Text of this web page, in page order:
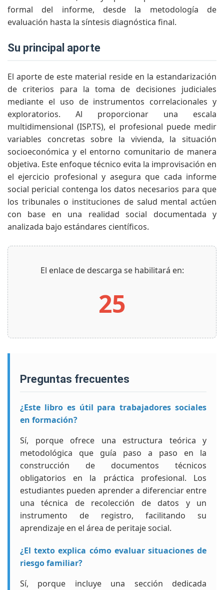
formal del informe, desde la metodología de
evaluación hasta la síntesis diagnóstica final.
su principal aporte
El aporte de este material reside en la estandarización
de criterios para la toma de decisiones judiciales
mediante el uso de instrumentos correlacionales y
exploratorios. Al proporcionar una escala
multidimensional (ISP.TS), el profesional puede medir
variables concretas sobre la vivienda, la situación
socioeconómica y el entorno comunitario de manera
objetiva. Este enfoque técnico evita la improvisación en
el ejercicio profesional y asegura que cada informe
social pericial contenga los datos necesarios para que
los tribunales o instituciones de salud mental actúen
con base en una realidad social documentada y
analizada bajo estándares científicos.
El enlace de descarga se habilitará en:
25
preguntas frecuentes
¿Este libro es útil para trabajadores sociales
en formación?
Sí, porque ofrece una estructura teórica y
metodológica que guía paso a paso en la
construcción de documentos técnicos
obligatorios en la práctica profesional. Los
estudiantes pueden aprender a diferenciar entre
una técnica de recolección de datos y un
instrumento de registro, facilitando su
aprendizaje en el área de peritaje social.
¿El texto explica cómo evaluar situaciones de
riesgo familiar?
Sí, porque incluye una sección dedicada